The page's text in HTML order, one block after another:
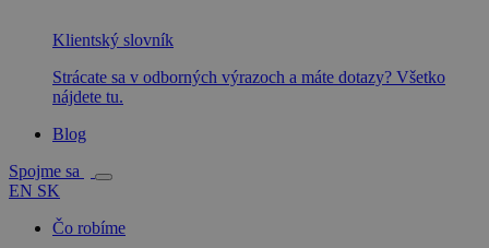
Klientský slovník
Strácate sa v odborných výrazoch a máte dotazy? Všetko
nájdete tu.
Blog
Spojme sa
EN SK
Čo robíme